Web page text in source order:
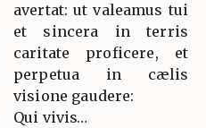
avertat: ut valeamus tui
et sincera in terris
caritate proficere, et
perpetua in cælis
visione gaudere:
Qui vivis…